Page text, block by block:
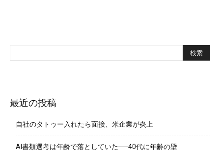
最近の投稿
自社のタトゥー入れたら面接、米企業が炎上
AI書類選考は年齢で落としていた──40代に年齢の壁